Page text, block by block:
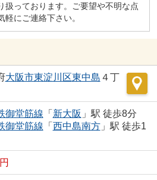
扱っております。ご要望や不明な点
にご連絡下さい。
大阪市東淀川区東中島 ４丁
御堂筋線 「 新大阪 」駅 徒歩8分
御堂筋線 「 西中島南方」駅 徒歩1